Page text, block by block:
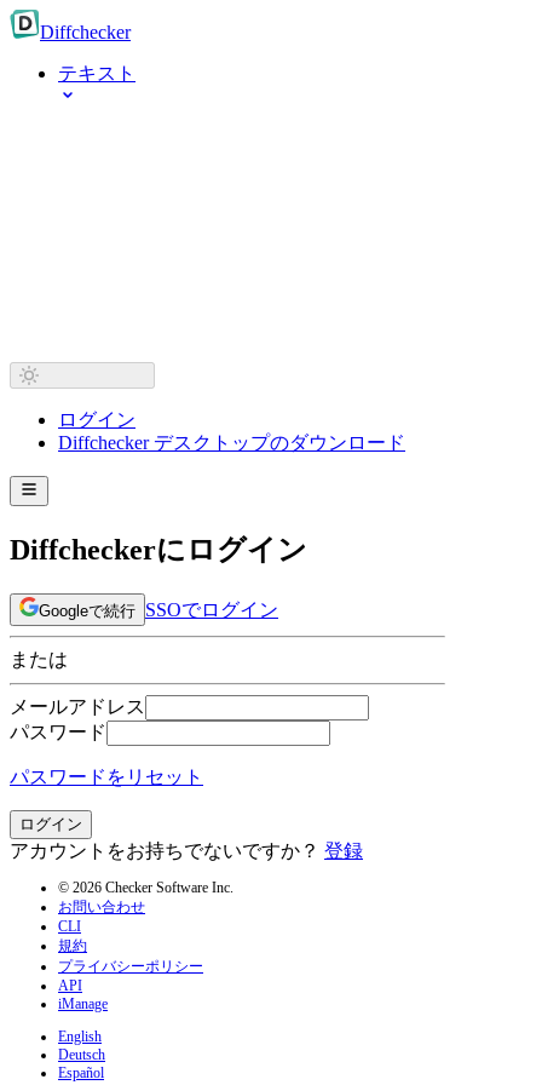
Diffchecker
テキスト
ログイン
Diffchecker デスクトップのダウンロード
Diffcheckerにログイン
Googleで続行 SSOでログイン
または
メールアドレス
パスワード
パスワードをリセット
ログイン
アカウントをお持ちでないですか？ 登録
© 2026 Checker Software Inc.
お問い合わせ
CLI
規約
プライバシーポリシー
API
iManage
English
Deutsch
Español